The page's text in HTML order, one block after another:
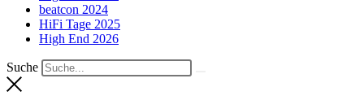
beatcon 2024
HiFi Tage 2025
High End 2026
Suche